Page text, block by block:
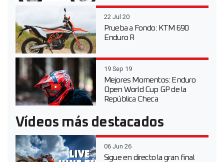
22 Jul 20
Prueba a Fondo: KTM 690
Enduro R
19 Sep 19
Mejores Momentos: Enduro
Open World Cup GP de la
República Checa
Vídeos más destacados
06 Jun 26
Sigue en directo la gran final